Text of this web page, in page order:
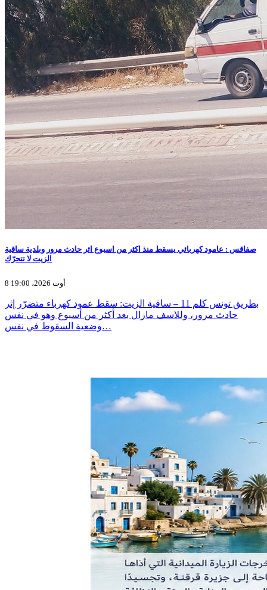
صفاقس : عامود كهربائي يسقط منذ اكثر من اسبوع اثر حادث مرور وبلدية ساقية
الزيت لا تتحرّك
8 أوت 2026، 19:00
بطريق تونس كلم 11 – ساقية الزيت: سقط عمود كهرباء متضرّر إثر
حادث مرور، وللاسف مازال بعد أكثر من أسبوع وهو في نفس
وضعية السقوط في نفس…